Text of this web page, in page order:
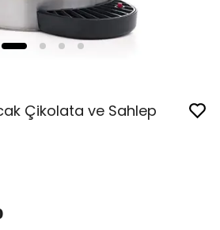
Çikolata ve Sahlep